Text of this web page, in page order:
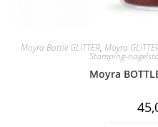
Moyra Bottle GLITTER, Moyra
Stamping-
Moyra